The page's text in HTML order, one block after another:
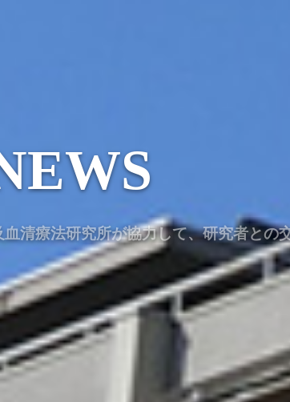
清療法研究所が協力して、研究者との